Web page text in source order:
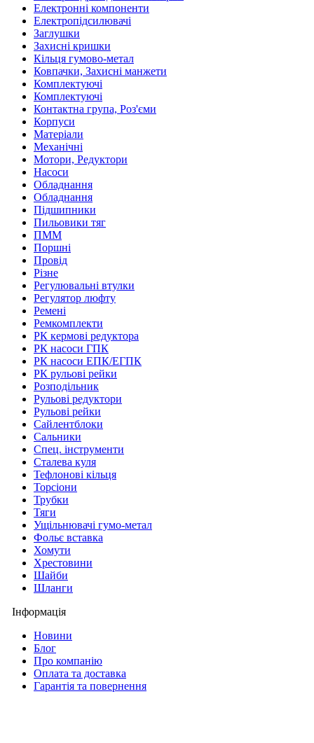
Електронні компоненти
Електропідсилювачі
Заглушки
Захисні кришки
Кільця гумово-метал
Ковпачки, Захисні манжети
Комплектуючі
Комплектуючі
Контактна група, Роз'єми
Корпуси
Матеріали
Механічні
Мотори, Редуктори
Насоси
Обладнання
Обладнання
Підшипники
Пильовики тяг
ПММ
Поршні
Провід
Різне
Регулювальні втулки
Регулятор люфту
Ремені
Ремкомплекти
РК кермові редуктора
РК насоси ГПК
РК насоси ЕПК/ЕГПК
РК рульові рейки
Розподільник
Рульові редуктори
Рульові рейки
Сайлентблоки
Сальники
Спец. інструменти
Сталева куля
Тефлонові кільця
Торсіони
Трубки
Тяги
Ущільнювачі гумо-метал
Фольє вставка
Хомути
Хрестовини
Шайби
Шланги
Інформація
Новини
Блог
Про компанію
Оплата та доставка
Гарантія та повернення